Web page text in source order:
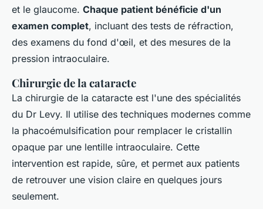
et le glaucome. Chaque patient bénéficie d'un
examen complet, incluant des tests de réfraction,
des examens du fond d'œil, et des mesures de la
pression intraoculaire.
Chirurgie de la cataracte
La chirurgie de la cataracte est l'une des spécialités
du Dr Levy. Il utilise des techniques modernes comme
la phacoémulsification pour remplacer le cristallin
opaque par une lentille intraoculaire. Cette
intervention est rapide, sûre, et permet aux patients
de retrouver une vision claire en quelques jours
seulement.